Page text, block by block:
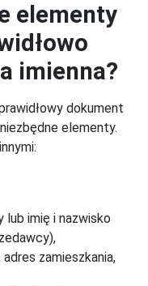
elementy
imienna?
dokument
elementy.
lub imię i nazwisko
zamieszkania,